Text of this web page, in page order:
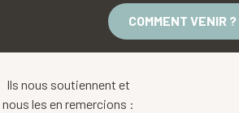
COMMENT VENIR ?
Ils nous soutiennent et
nous les en remercions :